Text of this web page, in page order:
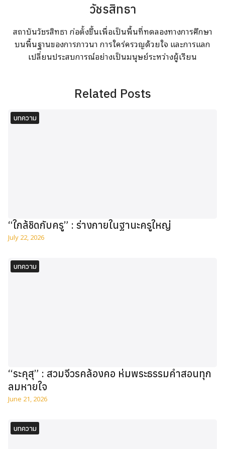
วัชรสิทธา
สถาบันวัชรสิทธา ก่อตั้งขึ้นเพื่อเป็นพื้นที่ทดลองทางการศึกษา
บนพื้นฐานของการภาวนา การใคร่ครวญด้วยใจ และการแลก
เปลี่ยนประสบการณ์อย่างเป็นมนุษย์ระหว่างผู้เรียน
Related Posts
บทความ
“ใกล้ชิดกับครู” : ร่างกายในฐานะครูใหญ่
July 22, 2026
บทความ
“ระคุสุ” : สวมจีวรคล้องคอ ห่มพระธรรมคำสอนทุก
ลมหายใจ
June 21, 2026
บทความ